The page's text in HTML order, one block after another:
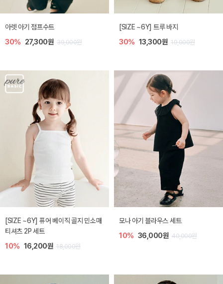
아렛 아기 점프수트
30% 27,300원 39,000원
[SIZE ~6Y] 트루 바지
30% 13,300원 19,000원
[SIZE ~6Y] 퓨어 베이직 골지 민소매
티셔츠 2P 세트
10% 16,200원 18,000원
모나 아기 블라우스 세트
10% 36,000원 40,000원